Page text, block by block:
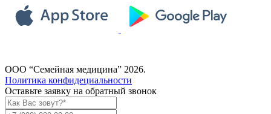
ООО “Семейная медицина” 2026.
Политика конфидециальности
Оставьте заявку на обратный звонок